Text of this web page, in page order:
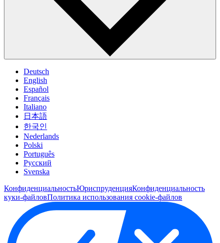
Deutsch
English
Español
Français
Italiano
日本語
한국인
Nederlands
Polski
Português
Pусский
Svenska
КонфиденциальностьЮриспруденцияКонфиденциальность
куки-файловПолитика использования cookie-файлов